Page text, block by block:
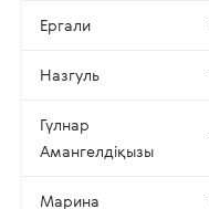
Ергали
Назгуль
Гүлнар
Амангелдіқызы
Марина